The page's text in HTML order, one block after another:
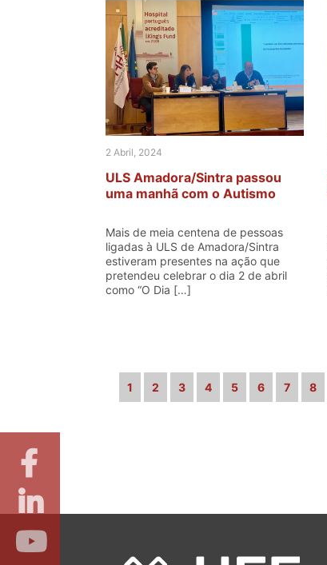
2 Abril, 2024
ULS Amadora/Sintra passou
uma manhã com o Autismo
Mais de meia centena de pessoas
ligadas à ULS de Amadora/Sintra
estiveram presentes na ação que
pretendeu celebrar o dia 2 de abril
como “O Dia […]
1 2 3 4 5 6 7 8